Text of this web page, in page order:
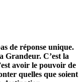
de réponse unique.
Grandeur. C’est la
avoir le pouvoir de
quelles que soient